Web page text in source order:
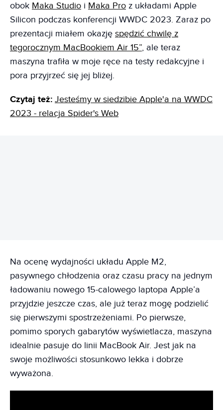
obok Maka Studio i Maka Pro z układami Apple
Silicon podczas konferencji WWDC 2023. Zaraz po
prezentacji miałem okazję spędzić chwilę z
tegorocznym MacBookiem Air 15”, ale teraz
maszyna trafiła w moje ręce na testy redakcyjne i
pora przyjrzeć się jej bliżej.
Czytaj też: Jesteśmy w siedzibie Apple'a na WWDC
2023 - relacja Spider's Web
Na ocenę wydajności układu Apple M2,
pasywnego chłodzenia oraz czasu pracy na jednym
ładowaniu nowego 15-calowego laptopa Apple’a
przyjdzie jeszcze czas, ale już teraz mogę podzielić
się pierwszymi spostrzeżeniami. Po pierwsze,
pomimo sporych gabarytów wyświetlacza, maszyna
idealnie pasuje do linii MacBook Air. Jest jak na
swoje możliwości stosunkowo lekka i dobrze
wyważona.